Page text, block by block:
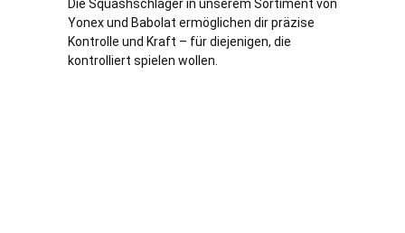
Die Squashschläger in unserem Sortiment von
Yonex und Babolat ermöglichen dir präzise
Kontrolle und Kraft – für diejenigen, die
kontrolliert spielen wollen.